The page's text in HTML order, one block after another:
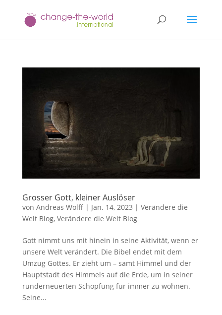
Grosser Gott, kleiner Auslöser
von Andreas Wolff| Jan. 14, 2023 | Verändere die
Welt Blog, Verändere die Welt Blog
Gott nimmt uns mit hinein in seine Aktivität, wenn er
unsere Welt verändert. Die Bibel endet mit dem
Umzug Gottes. Er zieht um – samt Himmel und der
Hauptstadt des Himmels auf die Erde, um in seiner
runderneuerten Schöpfung für immer zu wohnen.
Seine...